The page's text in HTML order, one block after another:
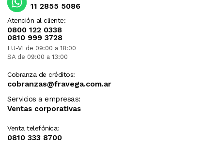
Atención al cliente:
0800 122 0338
0810 999 3728
LU-VI de 09:00 a 18:00
SA de 09:00 a 13:00
Cobranza de créditos:
cobranzas@fravega.com.ar
Servicios a empresas:
Ventas corporativas
Venta telefónica:
0810 333 8700
11 2855 5086